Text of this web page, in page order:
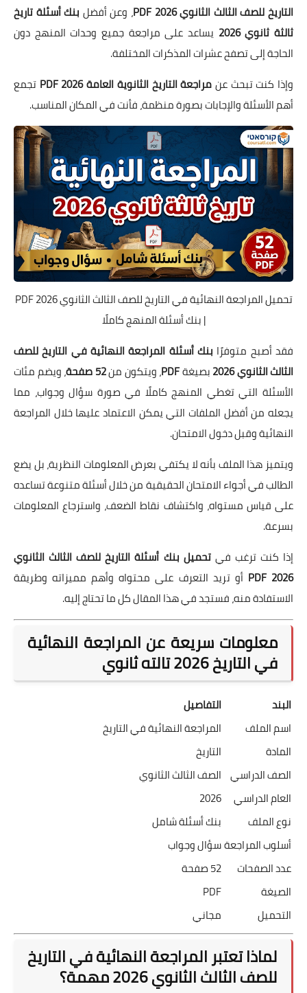
التاريخ للصف الثالث الثانوي 2026 PDF
، وعن أفضل بنك أسئلة تاريخ
ثالثة ثانوي 2026
يساعد على مراجعة جميع وحدات المنهج دون
الحاجة إلى تصفح عشرات المذكرات المختلفة.
وإذا كنت تبحث عنمراجعة التاريخ الثانوية العامة 2026 PDF
تجمع
أهم الأسئلة والإجابات بصورة منظمة، فأنت في المكان المناسب.
تحميل المراجعة النهائية في التاريخ للصف الثالث الثانوي 2026 PDF
| بنك أسئلة المنهج كاملًا
فقد أصبح متوفرًا بنك أسئلة المراجعة النهائية في التاريخ للصف
الثالث الثانوي 2026
بصيغةPDF، ويتكون من52 صفحة
، ويضم مئات
الأسئلة التي تغطي المنهج كاملًا في صورة سؤال وجواب، مما
يجعله من أفضل الملفات التي يمكن الاعتماد عليها خلال المراجعة
النهائية وقبل دخول الامتحان.
ويتميز هذا الملف بأنه لا يكتفي بعرض المعلومات النظرية، بل يضع
الطالب في أجواء الامتحان الحقيقية من خلال أسئلة متنوعة تساعده
على قياس مستواه، واكتشاف نقاط الضعف، واسترجاع المعلومات
بسرعة.
إذا كنت ترغب فيتحميل بنك أسئلة التاريخ للصف الثالث الثانوي
2026 PDF
أو تريد التعرف على محتواه وأهم مميزاته وطريقة
الاستفادة منه، فستجد في هذا المقال كل ما تحتاج إليه.
معلومات سريعة عن المراجعة النهائية
في التاريخ 2026 تالته ثانوي
البند
التفاصيل
اسم الملف
المراجعة النهائية في التاريخ
المادة
التاريخ
الصف الدراسي الصف الثالث الثانوي
العام الدراسي
2026
نوع الملف
بنك أسئلة شامل
أسلوب المراجعةسؤال وجواب
عدد الصفحات
52 صفحة
الصيغة
PDF
التحميل
مجاني
لماذا تعتبر المراجعة النهائية في التاريخ
للصف الثالث الثانوي 2026 مهمة؟